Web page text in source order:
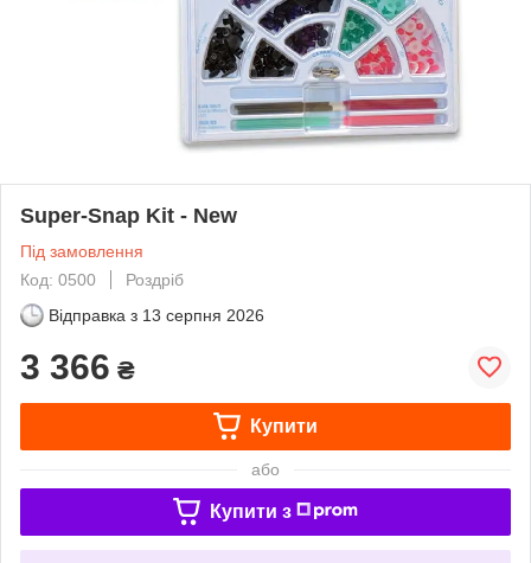
Super-Snap Kit - New
Під замовлення
Код: 0500
Роздріб
Відправка з 13 серпня 2026
3 366 ₴
Купити
або
Купити з